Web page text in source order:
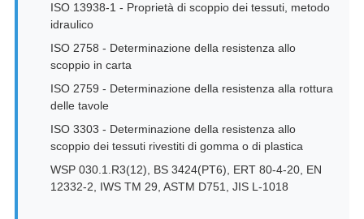
ISO 13938-1 - Proprietà di scoppio dei tessuti, metodo
idraulico
ISO 2758 - Determinazione della resistenza allo
scoppio in carta
ISO 2759 - Determinazione della resistenza alla rottura
delle tavole
ISO 3303 - Determinazione della resistenza allo
scoppio dei tessuti rivestiti di gomma o di plastica
WSP 030.1.R3(12), BS 3424(PT6), ERT 80-4-20, EN
12332-2, IWS TM 29, ASTM D751, JIS L-1018